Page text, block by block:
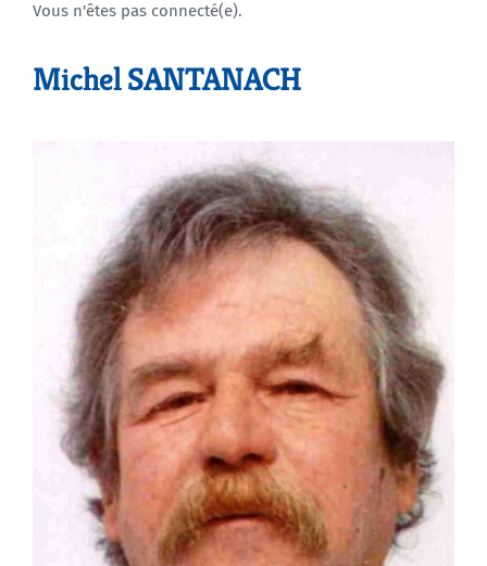
Agenda
Vous n'êtes pas connecté(e).
Michel SANTANACH